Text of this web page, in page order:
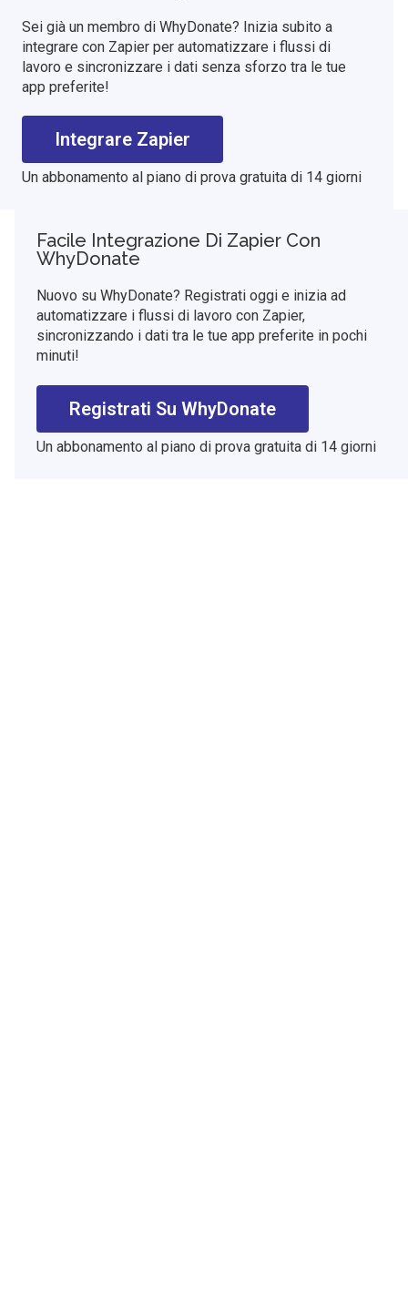
Sei già un membro di WhyDonate? Inizia subito a
integrare con Zapier per automatizzare i flussi di
lavoro e sincronizzare i dati senza sforzo tra le tue
app preferite!
Integrare Zapier
Un abbonamento al piano di prova gratuita di 14 giorni
Facile Integrazione Di Zapier Con
WhyDonate
Nuovo su WhyDonate? Registrati oggi e inizia ad
automatizzare i flussi di lavoro con Zapier,
sincronizzando i dati tra le tue app preferite in pochi
minuti!
Registrati Su WhyDonate
Un abbonamento al piano di prova gratuita di 14 giorni